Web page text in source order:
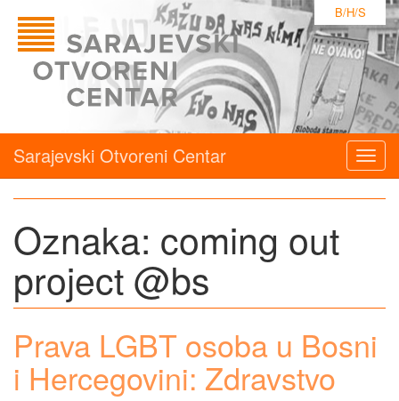
B/H/S
Sarajevski Otvoreni Centar
Oznaka: coming out
project @bs
Prava LGBT osoba u Bosni
i Hercegovini: Zdravstvo